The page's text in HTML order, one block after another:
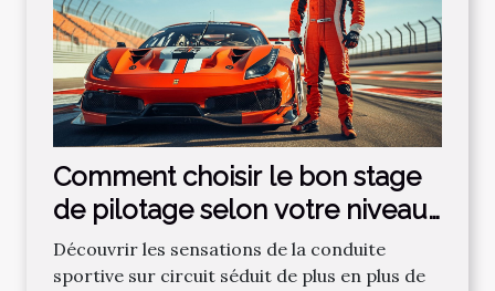
Comment choisir le bon stage
de pilotage selon votre niveau
?
Découvrir les sensations de la conduite
sportive sur circuit séduit de plus en plus de